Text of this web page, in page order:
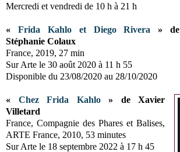
Mercredi et vendredi de 10 h à 21 h
« Frida Kahlo et Diego Rivera » de
Stéphanie Colaux
France, 2019, 27 min
Sur Arte le 30 août 2020 à 11 h 55
Disponible du 23/08/2020 au 28/10/2020
« Chez Frida Kahlo» de Xavier
Villetard
France, Compagnie des Phares et Balises,
ARTE France, 2010, 53 minutes
Sur Arte le 18 septembre 2022 à 17 h 45